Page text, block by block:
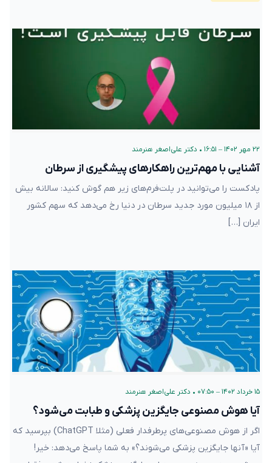
۲۲ مهر ۱۴۰۲ – ۱۶:۵۱ • دکتر علی‌اصغر هنرمند
آشنایی با مهم‌ترین راهکارهای پیشگیری از سرطان
پادکست را می‌توانید در پلت‌فرم‌های زیر هم گوش کنید: سالانه بیش
از ۱۸ میلیون مورد جدید سرطان در دنیا رخ می‌دهد که سهم کشور
ایران […]
۱۵ خرداد ۱۴۰۲ – ۰۷:۵۰ • دکتر علی‌اصغر هنرمند
آیا هوش مصنوعی جایگزین پزشکی و طبابت می‌شود؟
اگر از هوش مصنوعی‌های پرطرفدار فعلی (مثلا ChatGPT) بپرسید که
آیا «آنها جایگزین پزشکی می‌شوند؟» به شما پاسخ می‌دهد: خیر!